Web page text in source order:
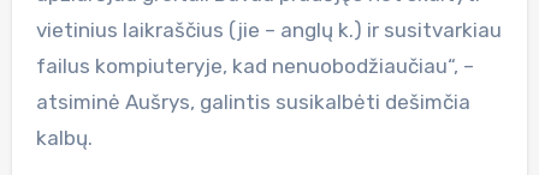
vietinius laikraščius (jie – anglų k.) ir susitvarkiau
failus kompiuteryje, kad nenuobodžiaučiau“, –
atsiminė Aušrys, galintis susikalbėti dešimčia
kalbų.